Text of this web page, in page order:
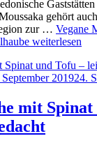
gehört
zur … Vegane
weiterlesen
September 201924.
mit